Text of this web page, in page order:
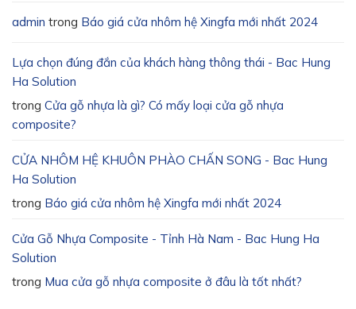
admin trong Báo giá cửa nhôm hệ Xingfa mới nhất 2024
Lựa chọn đúng đắn của khách hàng thông thái - Bac Hung
Ha Solution
trong Cửa gỗ nhựa là gì? Có mấy loại cửa gỗ nhựa
composite?
CỬA NHÔM HỆ KHUÔN PHÀO CHẤN SONG - Bac Hung
Ha Solution
trong Báo giá cửa nhôm hệ Xingfa mới nhất 2024
Cửa Gỗ Nhựa Composite - Tỉnh Hà Nam - Bac Hung Ha
Solution
trong Mua cửa gỗ nhựa composite ở đâu là tốt nhất?